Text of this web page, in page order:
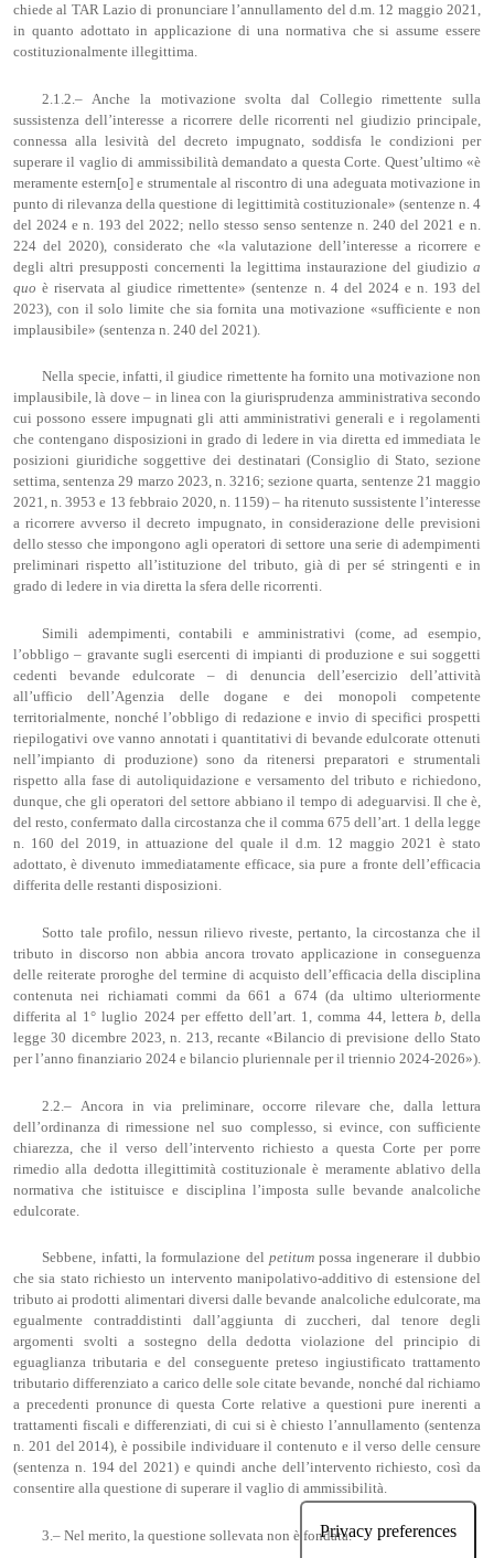
chiede al TAR Lazio di pronunciare l’annullamento del d.m. 12 maggio 2021,
in quanto adottato in applicazione di una normativa che si assume essere
costituzionalmente illegittima.
2.1.2.– Anche la motivazione svolta dal Collegio rimettente sulla
sussistenza dell’interesse a ricorrere delle ricorrenti nel giudizio principale,
connessa alla lesività del decreto impugnato, soddisfa le condizioni per
superare il vaglio di ammissibilità demandato a questa Corte. Quest’ultimo «è
meramente estern[o] e strumentale al riscontro di una adeguata motivazione in
punto di rilevanza della questione di legittimità costituzionale» (sentenze n. 4
del 2024 e n. 193 del 2022; nello stesso senso sentenze n. 240 del 2021 e n.
224 del 2020), considerato che «la valutazione dell’interesse a ricorrere e
degli altri presupposti concernenti la legittima instaurazione del giudizio a
quo è riservata al giudice rimettente» (sentenze n. 4 del 2024 e n. 193 del
2023), con il solo limite che sia fornita una motivazione «sufficiente e non
implausibile» (sentenza n. 240 del 2021).
Nella specie, infatti, il giudice rimettente ha fornito una motivazione non
implausibile, là dove – in linea con la giurisprudenza amministrativa secondo
cui possono essere impugnati gli atti amministrativi generali e i regolamenti
che contengano disposizioni in grado di ledere in via diretta ed immediata le
posizioni giuridiche soggettive dei destinatari (Consiglio di Stato, sezione
settima, sentenza 29 marzo 2023, n. 3216; sezione quarta, sentenze 21 maggio
2021, n. 3953 e 13 febbraio 2020, n. 1159) – ha ritenuto sussistente l’interesse
a ricorrere avverso il decreto impugnato, in considerazione delle previsioni
dello stesso che impongono agli operatori di settore una serie di adempimenti
preliminari rispetto all’istituzione del tributo, già di per sé stringenti e in
grado di ledere in via diretta la sfera delle ricorrenti.
Simili adempimenti, contabili e amministrativi (come, ad esempio,
l’obbligo – gravante sugli esercenti di impianti di produzione e sui soggetti
cedenti bevande edulcorate – di denuncia dell’esercizio dell’attività
all’ufficio dell’Agenzia delle dogane e dei monopoli competente
territorialmente, nonché l’obbligo di redazione e invio di specifici prospetti
riepilogativi ove vanno annotati i quantitativi di bevande edulcorate ottenuti
nell’impianto di produzione) sono da ritenersi preparatori e strumentali
rispetto alla fase di autoliquidazione e versamento del tributo e richiedono,
dunque, che gli operatori del settore abbiano il tempo di adeguarvisi. Il che è,
del resto, confermato dalla circostanza che il comma 675 dell’art. 1 della legge
n. 160 del 2019, in attuazione del quale il d.m. 12 maggio 2021 è stato
adottato, è divenuto immediatamente efficace, sia pure a fronte dell’efficacia
differita delle restanti disposizioni.
Sotto tale profilo, nessun rilievo riveste, pertanto, la circostanza che il
tributo in discorso non abbia ancora trovato applicazione in conseguenza
delle reiterate proroghe del termine di acquisto dell’efficacia della disciplina
contenuta nei richiamati commi da 661 a 674 (da ultimo ulteriormente
differita al 1° luglio 2024 per effetto dell’art. 1, comma 44, lettera b, della
legge 30 dicembre 2023, n. 213, recante «Bilancio di previsione dello Stato
per l’anno finanziario 2024 e bilancio pluriennale per il triennio 2024-2026»).
2.2.– Ancora in via preliminare, occorre rilevare che, dalla lettura
dell’ordinanza di rimessione nel suo complesso, si evince, con sufficiente
chiarezza, che il verso dell’intervento richiesto a questa Corte per porre
rimedio alla dedotta illegittimità costituzionale è meramente ablativo della
normativa che istituisce e disciplina l’imposta sulle bevande analcoliche
edulcorate.
Sebbene, infatti, la formulazione del petitum possa ingenerare il dubbio
che sia stato richiesto un intervento manipolativo-additivo di estensione del
tributo ai prodotti alimentari diversi dalle bevande analcoliche edulcorate, ma
egualmente contraddistinti dall’aggiunta di zuccheri, dal tenore degli
argomenti svolti a sostegno della dedotta violazione del principio di
eguaglianza tributaria e del conseguente preteso ingiustificato trattamento
tributario differenziato a carico delle sole citate bevande, nonché dal richiamo
a precedenti pronunce di questa Corte relative a questioni pure inerenti a
trattamenti fiscali e differenziati, di cui si è chiesto l’annullamento (sentenza
n. 201 del 2014), è possibile individuare il contenuto e il verso delle censure
(sentenza n. 194 del 2021) e quindi anche dell’intervento richiesto, così da
consentire alla questione di superare il vaglio di ammissibilità.
3.– Nel merito, la questione sollevata non è fondata.